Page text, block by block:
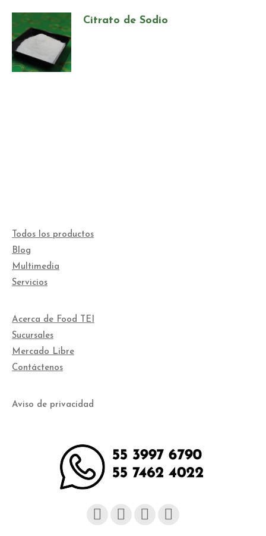
Citrato de Sodio
Todos los productos
Blog
Multimedia
Servicios
Acerca de Food TEI
Sucursales
Mercado Libre
Contáctenos
Aviso de privacidad
Facebook
Instagram
YouTube